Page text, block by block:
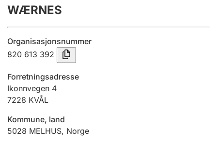
Årsregnskap
Innsending og forsinkelsesgebyr
Tinglysing
Jeger
WÆRNES
Organisasjonsnummer
820 613 392
Forretningsadresse
Ikonnvegen 4
7228 KVÅL
Kommune, land
5028 MELHUS, Norge